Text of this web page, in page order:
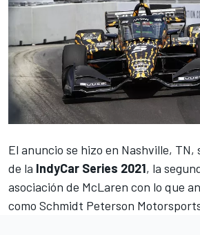
El anuncio se hizo en Nashville, TN,
de la IndyCar Series 2021, la
asociación de McLaren con lo que
como Schmidt Peterson